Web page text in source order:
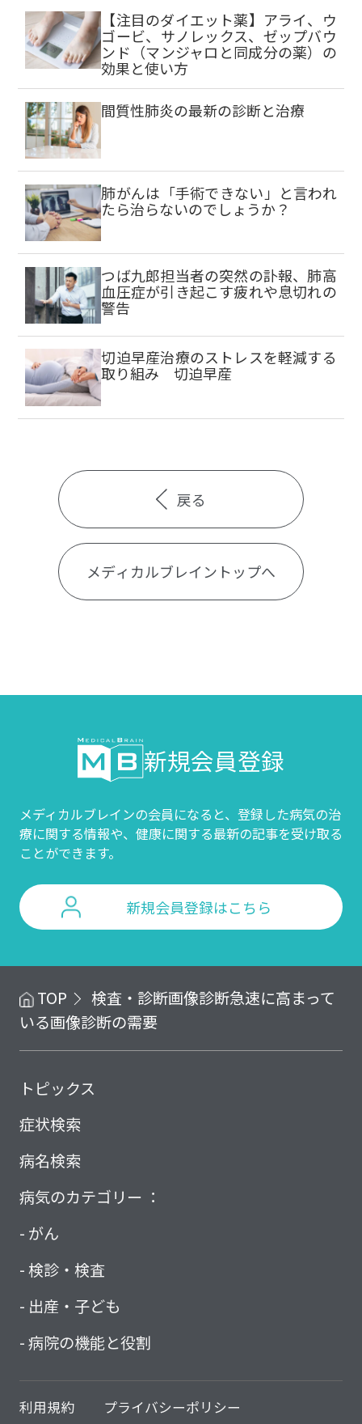
【注目のダイエット薬】アライ、ウ
ゴービ、サノレックス、ゼップバウ
ンド（マンジャロと同成分の薬）の
効果と使い方
間質性肺炎の最新の診断と治療
肺がんは「手術できない」と言われ
たら治らないのでしょうか？
つば九郎担当者の突然の訃報、肺高
血圧症が引き起こす疲れや息切れの
警告
切迫早産治療のストレスを軽減する
取り組み 切迫早産
戻る
メディカルブレイントップへ
新規会員登録
メディカルブレインの会員になると、登録した病気の治
療に関する情報や、 健康に関する最新の記事を受け取る
ことができます。
新規会員登録はこちら
TOP 検査・診断画像診断急速に高まって
いる画像診断の需要
トピックス
症状検索
病名検索
病気のカテゴリー ：
がん
検診・検査
出産・子ども
病院の機能と役割
利用規約 プライバシーポリシー